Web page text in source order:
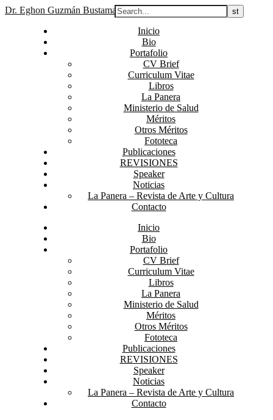
Dr. Eghon Guzmán Bustamante
Inicio
Bio
Portafolio
CV Brief
Curriculum Vitae
Libros
La Panera
Ministerio de Salud
Méritos
Otros Méritos
Fototeca
Publicaciones
REVISIONES
Speaker
Noticias
La Panera – Revista de Arte y Cultura
Contacto
Inicio
Bio
Portafolio
CV Brief
Curriculum Vitae
Libros
La Panera
Ministerio de Salud
Méritos
Otros Méritos
Fototeca
Publicaciones
REVISIONES
Speaker
Noticias
La Panera – Revista de Arte y Cultura
Contacto